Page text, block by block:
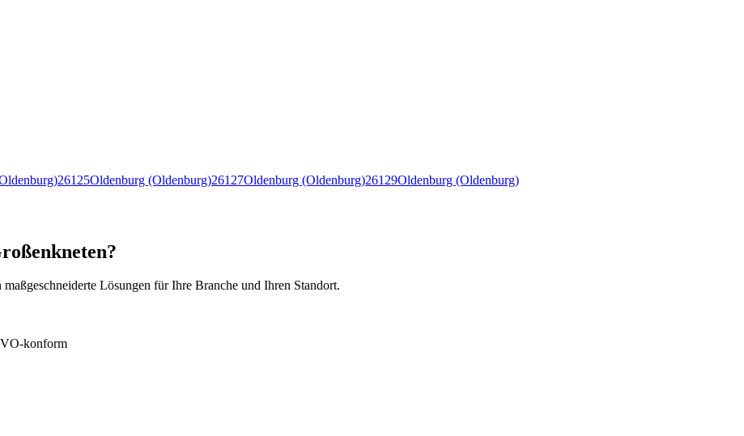
26125Oldenburg (Oldenburg)26127Oldenburg (Oldenburg)26129Oldenburg (Oldenburg)
Lösungen für Ihre Branche und Ihren Standort.
konform